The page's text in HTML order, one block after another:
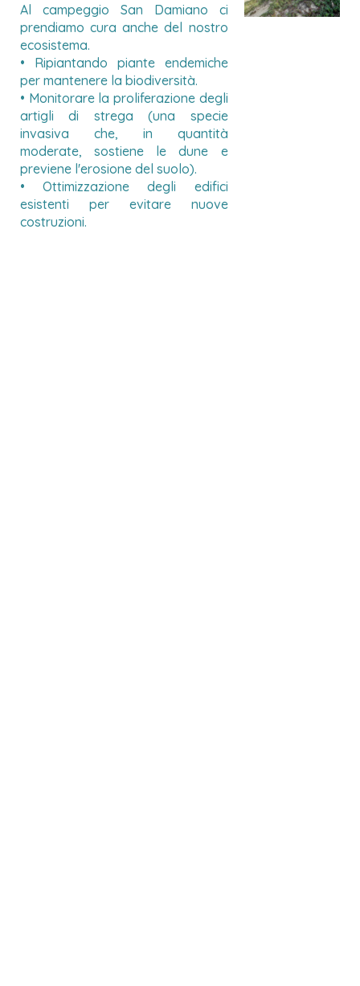
Al campeggio San Damiano ci
prendiamo cura anche del nostro
ecosistema.
• Ripiantando piante endemiche
per mantenere la biodiversità.
• Monitorare la proliferazione degli
artigli di strega (una specie
invasiva che, in quantità
moderate, sostiene le dune e
previene l'erosione del suolo).
• Ottimizzazione degli edifici
esistenti per evitare nuove
costruzioni.